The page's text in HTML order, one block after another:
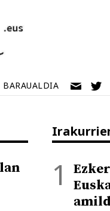
BARAUALDIA